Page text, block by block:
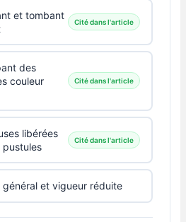
et tombant
Cité dans l'article
des
couleur
Cité dans l'article
libérées
pustules
Cité dans l'article
général et vigueur réduite